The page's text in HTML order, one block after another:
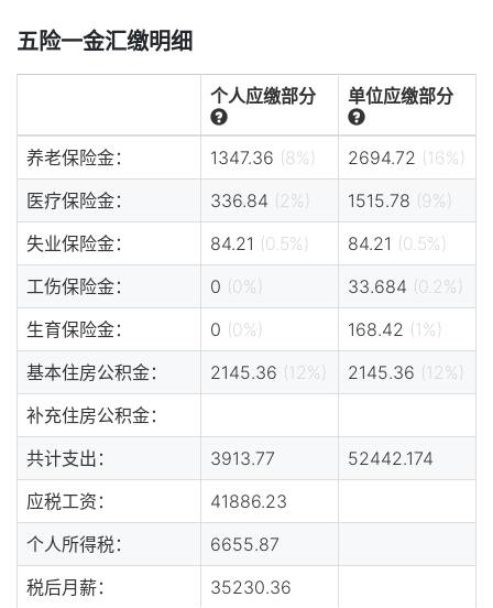
五险一金汇缴明细
个人应缴部分 单位应缴部分
养老保险金： 1347.36 (8%) 2694.72 (16%)
医疗保险金：
336.84 (2%) 1515.78 (9%)
失业保险金：
84.21 (0.5%) 84.21 (0.5%)
工伤保险金：
0 (0%) 33.684 (0.2%)
生育保险金：
0 (0%) 168.42 (1%)
基本住房公积金：
2145.36 (12%) 2145.36 (12%)
补充住房公积金：
共计支出：
3913.77
52442.174
应税工资：
41886.23
个人所得税：
6655.87
税后月薪：
35230.36